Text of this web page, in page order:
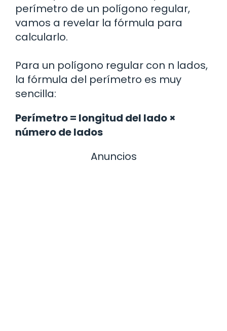
perímetro de un polígono regular,
vamos a revelar la fórmula para
calcularlo.
Para un polígono regular con n lados,
la fórmula del perímetro es muy
sencilla:
Perímetro = longitud del lado ×
número de lados
Anuncios